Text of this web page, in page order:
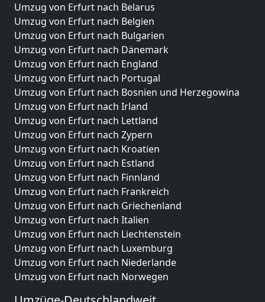
Umzug von Erfurt nach Belarus
Umzug von Erfurt nach Belgien
Umzug von Erfurt nach Bulgarien
Umzug von Erfurt nach Dänemark
Umzug von Erfurt nach England
Umzug von Erfurt nach Portugal
Umzug von Erfurt nach Bosnien und Herzegowina
Umzug von Erfurt nach Irland
Umzug von Erfurt nach Lettland
Umzug von Erfurt nach Zypern
Umzug von Erfurt nach Kroatien
Umzug von Erfurt nach Estland
Umzug von Erfurt nach Finnland
Umzug von Erfurt nach Frankreich
Umzug von Erfurt nach Griechenland
Umzug von Erfurt nach Italien
Umzug von Erfurt nach Liechtenstein
Umzug von Erfurt nach Luxemburg
Umzug von Erfurt nach Niederlande
Umzug von Erfurt nach Norwegen